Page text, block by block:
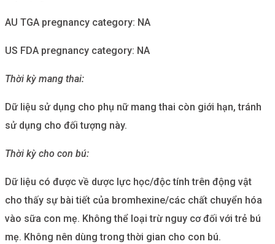
AU TGA pregnancy category: NA
US FDA pregnancy category: NA
Thời kỳ mang thai:
Dữ liệu sử dụng cho phụ nữ mang thai còn giới hạn, tránh
sử dụng cho đối tượng này.
Thời kỳ cho con bú:
Dữ liệu có được về dược lực học/độc tính trên động vật
cho thấy sự bài tiết của bromhexine/các chất chuyển hóa
vào sữa con mẹ. Không thể loại trừ nguy cơ đối với trẻ bú
mẹ. Không nên dùng trong thời gian cho con bú.